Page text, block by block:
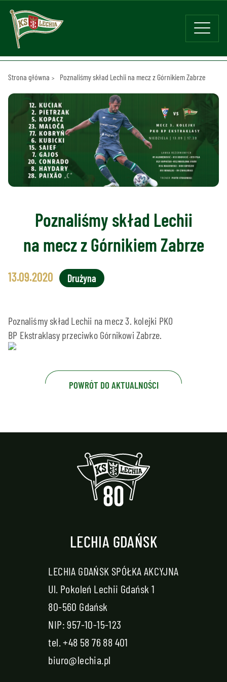
Strona główna Poznaliśmy skład Lechii na mecz z Górnikiem Zabrze
Poznaliśmy skład Lechii
na mecz z Górnikiem Zabrze
13.09.2020 Drużyna
Poznaliśmy skład Lechii na mecz 3. kolejki PKO
BP Ekstraklasy przeciwko Górnikowi Zabrze.
POWRÓT DO AKTUALNOŚCI
LECHIA GDAŃSK
LECHIA GDAŃSK SPÓŁKA AKCYJNA
Ul. Pokoleń Lechii Gdańsk 1
80-560 Gdańsk
NIP: 957-10-15-123
tel.+48 58 76 88 401
biuro@lechia.pl